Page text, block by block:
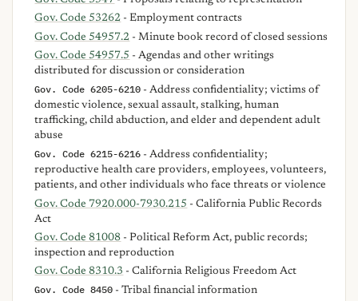
Gov. Code 53262 - Employment contracts
Gov. Code 54957.2 - Minute book record of closed sessions
Gov. Code 54957.5 - Agendas and other writings
distributed for discussion or consideration
Gov. Code 6205-6210 - Address confidentiality; victims of
domestic violence, sexual assault, stalking, human
trafficking, child abduction, and elder and dependent adult
abuse
Gov. Code 6215-6216 - Address confidentiality;
reproductive health care providers, employees, volunteers,
patients, and other individuals who face threats or violence
Gov. Code 7920.000-7930.215 - California Public Records
Act
Gov. Code 81008 - Political Reform Act, public records;
inspection and reproduction
Gov. Code 8310.3 - California Religious Freedom Act
Gov. Code 8450 - Tribal financial information